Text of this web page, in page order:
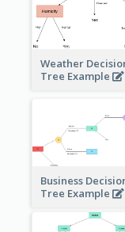
Weather
Tree Example
Business
Tree Example